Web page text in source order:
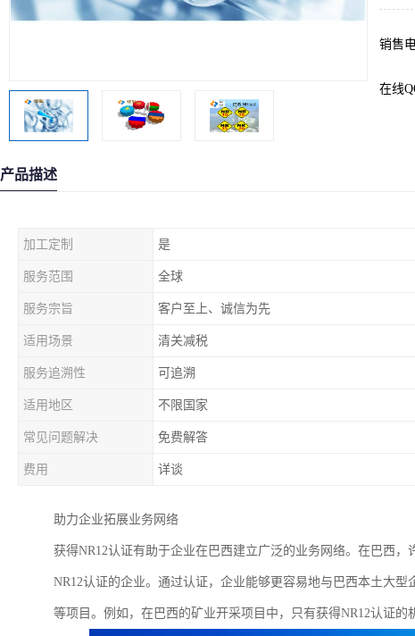
销售
在线
产品描述
加工定制 是
服务范围 全球
服务宗旨 客户至上、诚信为先
适用场景 清关减税
服务追溯性 可追溯
适用地区 不限国家
常见问题解决 免费解答
费用 详谈
助力企业拓展业务网络
获得NR12认证有助于企业在巴西建立广泛的业务网络。在巴西
NR12认证的企业。通过认证，企业能够更容易地与巴西本土大
等项目。例如，在巴西的矿业开采项目中，只有获得NR12认证